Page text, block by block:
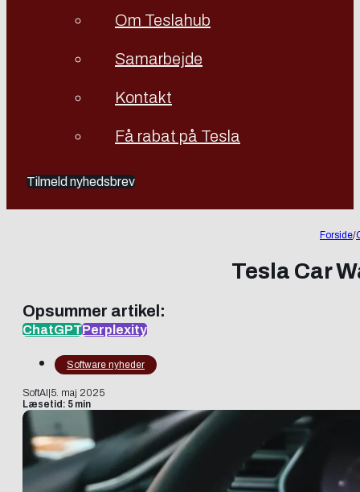
Om Teslahub
Samarbejde
Kontakt
Få rabat på Tesla
Tilmeld nyhedsbrev
Forside/
Tesla Car
Opsummer artikel:
ChatGPTPerplexity
Software nyheder
SoftAI 5. maj 2025
Læsetid: 5 min